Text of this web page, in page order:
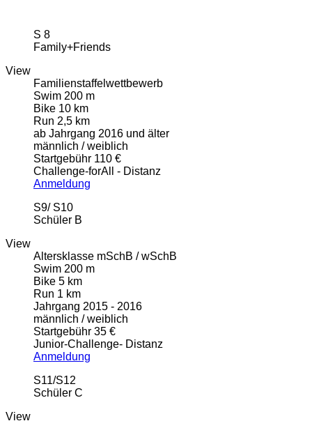
S 8
Family+Friends
View
Familienstaffelwettbewerb
Swim 200 m
Bike 10 km
Run 2,5 km
ab Jahrgang 2016 und älter
männlich / weiblich
Startgebühr 110 €
Challenge-forAll - Distanz
Anmeldung
S9/ S10
Schüler B
View
Altersklasse mSchB / wSchB
Swim 200 m
Bike 5 km
Run 1 km
Jahrgang 2015 - 2016
männlich / weiblich
Startgebühr 35 €
Junior-Challenge- Distanz
Anmeldung
S11/S12
Schüler C
View